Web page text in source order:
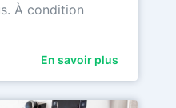
À condition
En savoir plus